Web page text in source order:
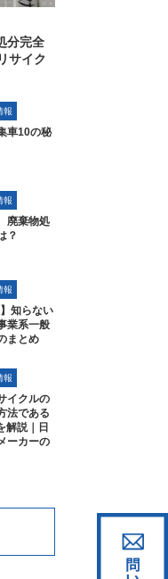
分完全
サイク
報
車10の秘
報
廃棄物処
？
報
知らない
業系一般
まとめ
報
イクルの
法である
解説｜日
ーカーの